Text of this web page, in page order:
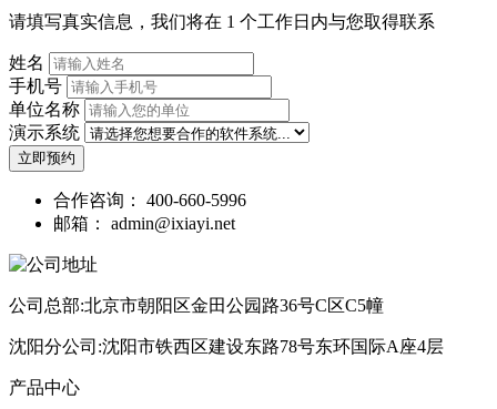
请填写真实信息，我们将在 1 个工作日内与您取得联系
姓名
手机号
单位名称
演示系统
立即预约
合作咨询： 400-660-5996
邮箱： admin@ixiayi.net
公司总部:北京市朝阳区金田公园路36号C区C5幢
沈阳分公司:沈阳市铁西区建设东路78号东环国际A座4层
产品中心